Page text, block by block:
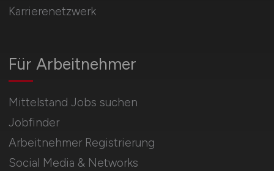
Für Arbeitnehmer
Mittelstand Jobs suchen
Jobfinder
Arbeitnehmer Registrierung
Social Media & Networks
Karrierenetzwerk